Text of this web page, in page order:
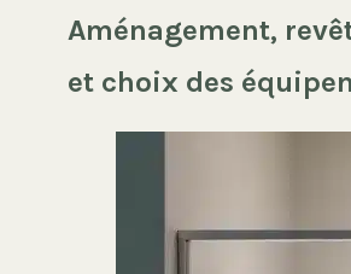
Aménagement,
et choix des